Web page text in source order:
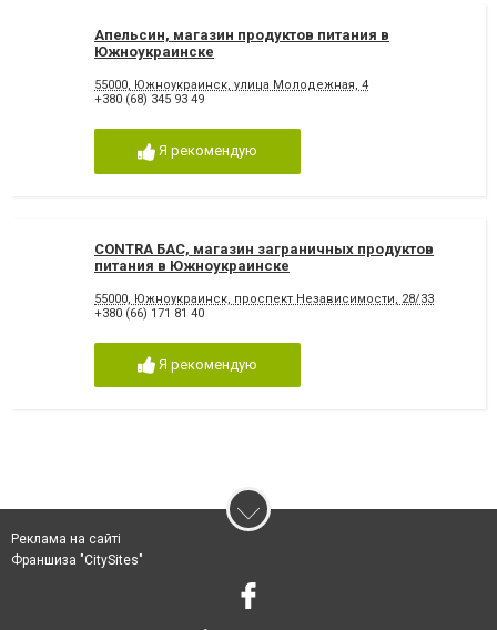
Апельсин, магазин продуктов питания в
Южноукраинске
55000, Южноукраинск, улица Молодежная, 4
+380 (68) 345 93 49
Я рекомендую
CONTRA БАС, магазин заграничных продуктов
питания в Южноукраинске
55000, Южноукраинск, проспект Независимости, 28/33
+380 (66) 171 81 40
Я рекомендую
Реклама на сайті
Франшиза "CitySites"